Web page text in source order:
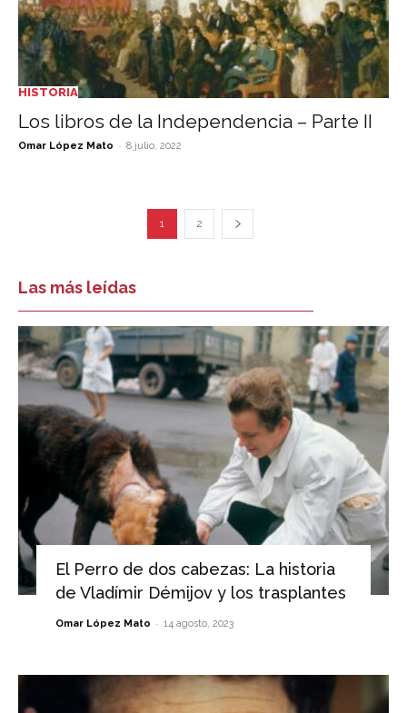
HISTORIA
Los libros de la Independencia – Parte II
Omar López Mato - 8 julio, 2022
1 2
Las más leídas
El Perro de dos cabezas: La historia
de Vladímir Démijov y los trasplantes
Omar López Mato - 14 agosto, 2023